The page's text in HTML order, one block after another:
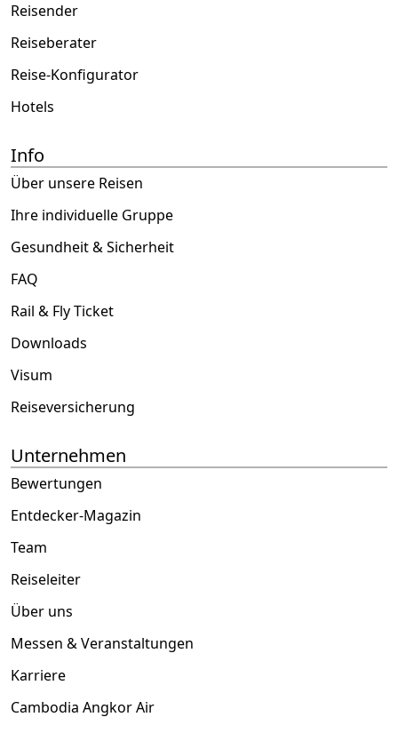
Reisender
Reiseberater
Reise-Konfigurator
Hotels
Info
Über unsere Reisen
Ihre individuelle Gruppe
Gesundheit & Sicherheit
FAQ
Rail & Fly Ticket
Downloads
Visum
Reiseversicherung
Unternehmen
Bewertungen
Entdecker-Magazin
Team
Reiseleiter
Über uns
Messen & Veranstaltungen
Karriere
Cambodia Angkor Air